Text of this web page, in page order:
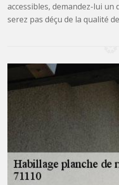
accessibles, demandez-lui un
serez pas déçu de la qualité